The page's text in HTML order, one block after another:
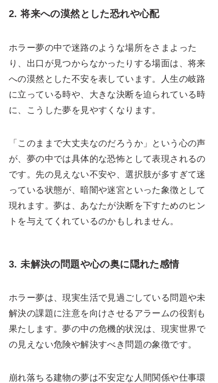
2. 将来への漠然とした恐れや心配
ホラー夢の中で迷路のような場所をさまよった
り、出口が見つからなかったりする場面は、将来
への漠然とした不安を表しています。人生の岐路
に立っている時や、大きな決断を迫られている時
に、こうした夢を見やすくなります。
「このままで大丈夫なのだろうか」という心の声
が、夢の中では具体的な恐怖として表現されるの
です。先の見えない不安や、選択肢が多すぎて迷
っている状態が、暗闇や迷宮といった象徴として
現れます。夢は、あなたが決断を下すためのヒン
トを与えてくれているのかもしれません。
3. 未解決の問題や心の奥に隠れた感情
ホラー夢は、現実生活で見過ごしている問題や未
解決の課題に注意を向けさせるアラームの役割も
果たします。夢の中の危機的状況は、現実世界で
の見えない危険や解決すべき問題の象徴です。
崩れ落ちる建物の夢は不安定な人間関係や仕事環